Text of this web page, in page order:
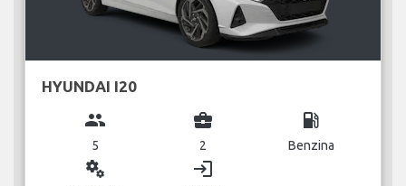
HYUNDAI I20
group
5
business_center
2
local_gas_station
Benzina
miscellaneous_services login